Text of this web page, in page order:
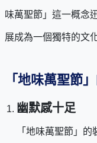
味萬聖節」這一概念
展成為一個獨特的文
「地味萬聖節
幽默感十足
「地味萬聖節」